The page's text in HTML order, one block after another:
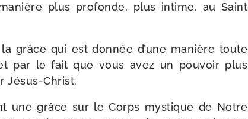
plus pro­fonde, plus intime, au Saint
grâce qui est don­née d’une manière toute
par le fait que vous avez un pou­voir plus
Jésus-Christ.
une grâce sur le Corps mys­tique de Notre